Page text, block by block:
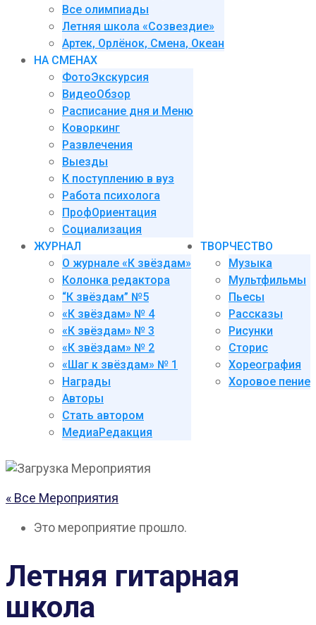
Все олимпиады
Летняя школа «Созвездие»
Артек, Орлёнок, Смена, Океан
НА СМЕНАХ
ФотоЭкскурсия
ВидеоОбзор
Расписание дня и Меню
Коворкинг
Развлечения
Выезды
К поступлению в вуз
Работа психолога
ПрофОриентация
Социализация
ЖУРНАЛ
О журнале «К звёздам»
Колонка редактора
“К звёздам” №5
«К звёздам» № 4
«К звёздам» № 3
«К звёздам» № 2
«Шаг к звёздам» № 1
Награды
Авторы
Стать автором
МедиаРедакция
ТВОРЧЕСТВО
Музыка
Мультфильмы
Пьесы
Рассказы
Рисунки
Сторис
Хореография
Хоровое пение
« Все Мероприятия
Это мероприятие прошло.
Летняя гитарная
школа